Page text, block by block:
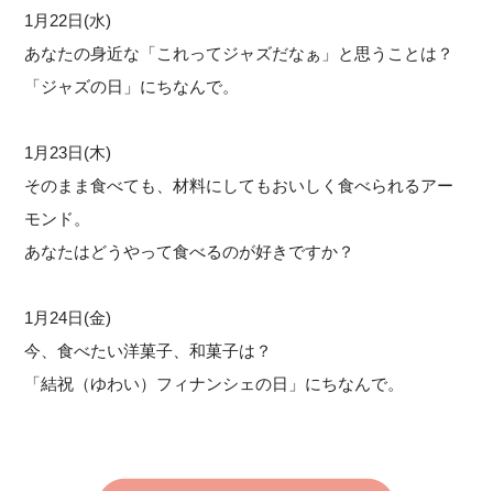
1月22日(水)
あなたの身近な「これってジャズだなぁ」と思うことは？
「ジャズの日」にちなんで。
1月23日(木)
そのまま食べても、材料にしてもおいしく食べられるアー
モンド。
あなたはどうやって食べるのが好きですか？
1月24日(金)
今、食べたい洋菓子、和菓子は？
「結祝（ゆわい）フィナンシェの日」にちなんで。